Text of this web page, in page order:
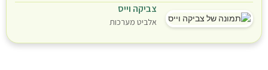
צביקה וייס
אלביט מערכות